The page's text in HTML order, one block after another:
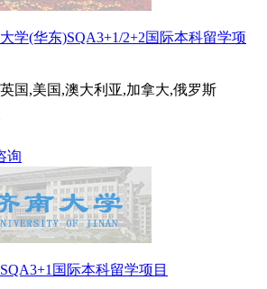
学(华东)SQA3+1/2+2国际本科留学项
英国,美国,澳大利亚,加拿大,俄罗斯
询
国际本科留学项目